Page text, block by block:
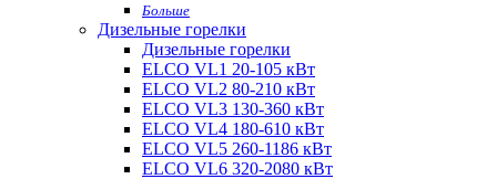
Больше
Дизельные горелки
Дизельные горелки
ELCO VL1 20-105 кВт
ELCO VL2 80-210 кВт
ELCO VL3 130-360 кВт
ELCO VL4 180-610 кВт
ELCO VL5 260-1186 кВт
ELCO VL6 320-2080 кВт